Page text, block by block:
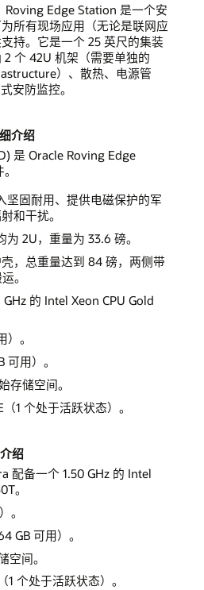
Edge Station 是一个安
所有现场应用（无论是联网应
持。它是一个 25 英尺的集装
个 42U 机架（需要单独的
）、散热、电源管
安防监控。
介绍
是 Oracle Roving Edge
坚固耐用、提供电磁保护的军
和干扰。
2U，重量为 33.6 磅。
，总重量达到 84 磅，两侧带
。
GHz 的 Intel Xeon CPU Gold
。
可用）。
存储空间。
1 个处于活跃状态）。
绍
配备一个 1.50 GHz 的 Intel
。
。
GB 可用）。
空间。
1 个处于活跃状态）。